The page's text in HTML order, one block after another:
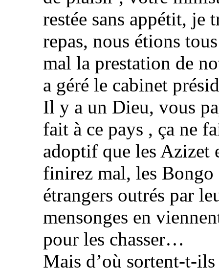
restée sans appétit, je
repas, nous étions
mal la prestation de
a géré le cabinet
Il y a un Dieu, vous
fait à ce pays , ça ne
adoptif que les Azizet
finirez mal, les Bongo
étrangers outrés par
mensonges en
pour les chasser…
Mais d’où sortent-t-